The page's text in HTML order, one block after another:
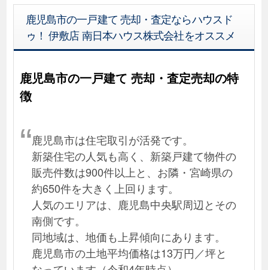
鹿児島市の一戸建て 売却・査定ならハウスド
ゥ！ 伊敷店 南日本ハウス株式会社をオススメ
鹿児島市の一戸建て 売却・査定売却の特
徴
鹿児島市は住宅取引が活発です。
新築住宅の人気も高く、新築戸建て物件の
販売件数は900件以上と、お隣・宮崎県の
約650件を大きく上回ります。
人気のエリアは、鹿児島中央駅周辺とその
南側です。
同地域は、地価も上昇傾向にあります。
鹿児島市の土地平均価格は13万円／坪と